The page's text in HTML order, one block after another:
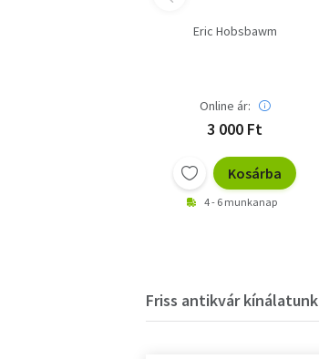
Eric Hobsbawm
Online ár:
3 000 Ft
Kosárba
4 - 6 munkanap
Friss antikvár kínálatunk